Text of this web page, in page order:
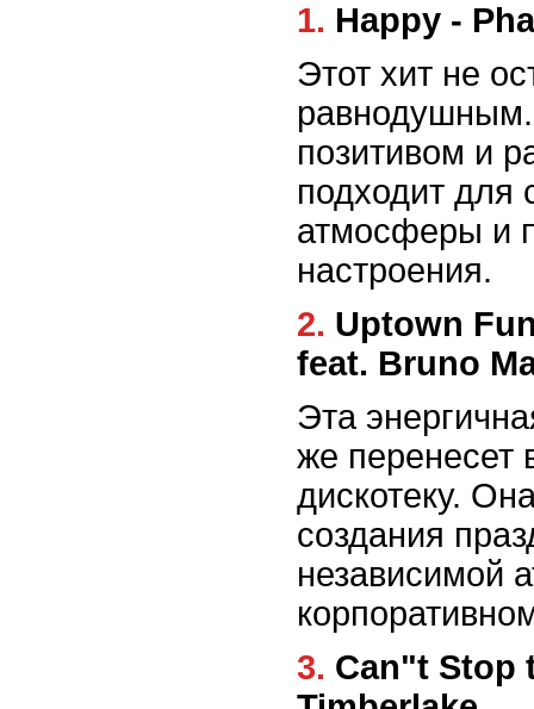
1. Happy -
Этот хит не
позитивом и
подходит для
атмосферы и
настроения.
2. Uptown Funk - Mark Ronson
feat. Bruno
Эта
же перенесет
дискотеку.
создания
независимой
3. Can"t Stop the Feeling! - Justin